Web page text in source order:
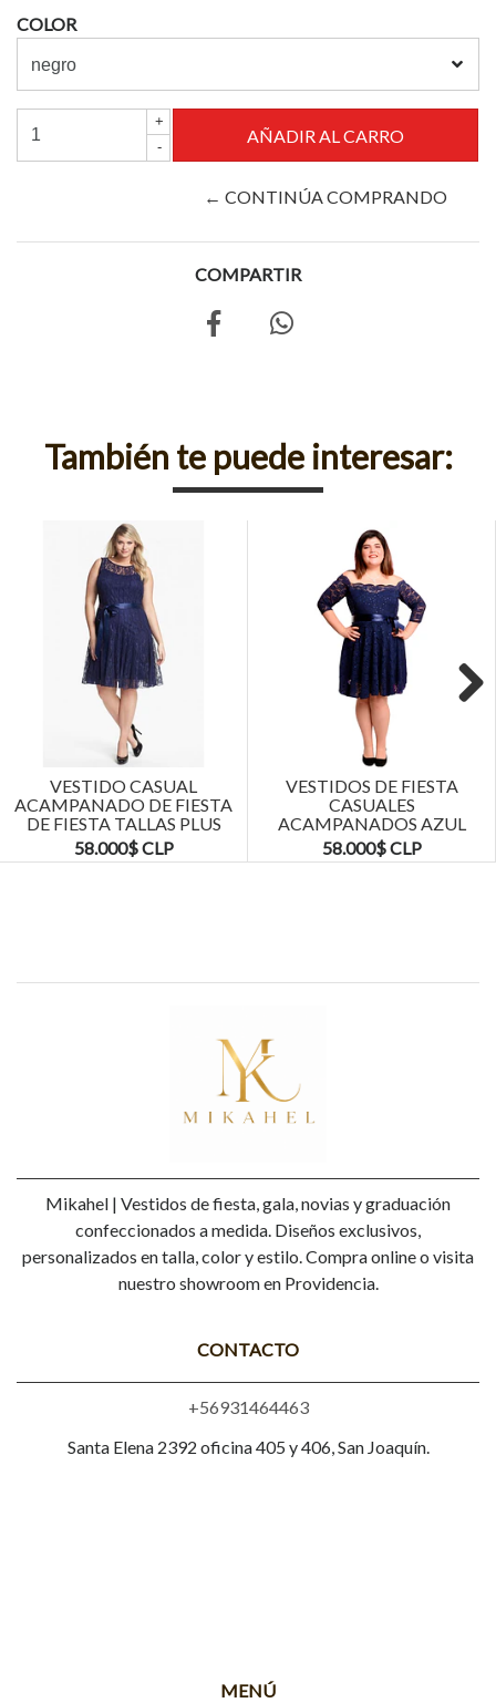
COLOR
+
-
← CONTINÚA COMPRANDO
COMPARTIR
También te puede interesar:
VESTIDO CASUAL
ACAMPANADO DE FIESTA
DE FIESTA TALLAS PLUS
KADRIHEL
58.000$ CLP
VESTIDOS DE FIESTA
CASUALES
ACAMPANADOS AZUL
MARINO TALLAS PLUS
KADRIHEL
58.000$ CLP
Mikahel | Vestidos de fiesta, gala, novias y graduación
confeccionados a medida. Diseños exclusivos,
personalizados en talla, color y estilo. Compra online o visita
nuestro showroom en Providencia.
CONTACTO
+56931464463
Santa Elena 2392 oficina 405 y 406, San Joaquín.
MENÚ